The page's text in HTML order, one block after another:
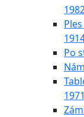
Po
1971